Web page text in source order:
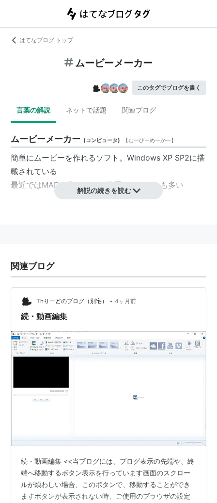
はてなブログ トップ
ムービーメーカー
このタグでブログを書く
言葉の解説 ネットで話題 関連ブログ
ムービーメーカー (コンピュータ) 【むーびーめーかー】
簡単にムービーを作れるソフト。Windows XP SP2に搭
載されている
最近ではMADを作るときに使用されることも多い
解説の続きを読む
関連ブログ
Thりーどのブログ（別宅） • 4ヶ月前
続・動画編集
続・動画編集 <<当ブログには、ブログ表示の先端や、終
端へ移動するボタン表示を行っています画面のスクロー
ルが煩わしい場合、このボタンで、移動することができ
ますボタンが表示されない時、ご使用のブラウザの設定